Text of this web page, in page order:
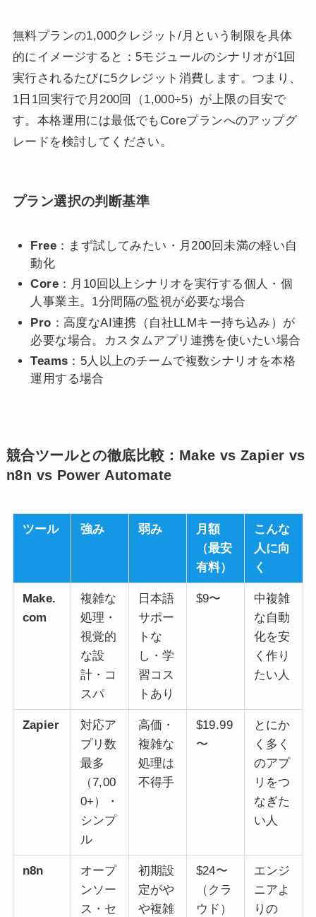
無料プランの1,000クレジット/月という制限を具体
的にイメージすると：5モジュールのシナリオが1回
実行されるたびに5クレジット消費します。つまり、
1日1回実行で月200回（1,000÷5）が上限の目安で
す。本格運用には最低でもCoreプランへのアップグ
レードを検討してください。
プラン選択の判断基準
Free ：まず試してみたい・月200回未満の軽い自
動化
Core ：月10回以上シナリオを実行する個人・個
人事業主。1分間隔の監視が必要な場合
Pro ：高度なAI連携（自社LLMキー持ち込み）が
必要な場合。カスタムアプリ連携を使いたい場合
Teams ：5人以上のチームで複数シナリオを本格
運用する場合
競合ツールとの徹底比較：Make vs Zapier vs
n8n vs Power Automate
ツール 強み 弱み
月額
（最安
有料）
こんな
人に向
く
Make.
com
複雑な
処理・
視覚的
な設
計・コ
スパ
日本語
サポー
トな
し・学
習コス
トあり
$9〜
中複雑
な自動
化を安
く作り
たい人
Zapier
対応ア
プリ数
最多
（7,00
0+）・
シンプ
ル
高価・
複雑な
処理は
不得手
$19.99
〜
とにか
く多く
のアプ
リをつ
なぎた
い人
n8n
オープ
ンソー
ス・セ
初期設
定がや
や複雑
$24〜
（クラ
ウド）
エンジ
ニアよ
りの